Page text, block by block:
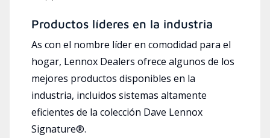
Productos líderes en la industria
As con el nombre líder en comodidad para el
hogar, Lennox Dealers ofrece algunos de los
mejores productos disponibles en la
industria, incluidos sistemas altamente
eficientes de la colección Dave Lennox
Signature®.